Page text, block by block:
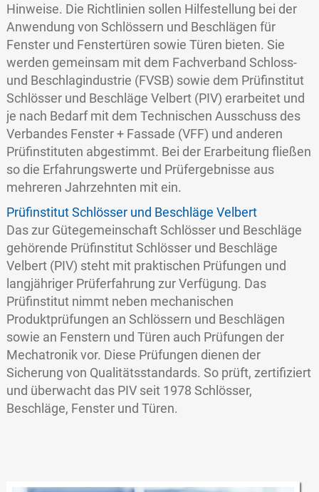
Hinweise. Die Richtlinien sollen Hilfestellung bei der
Anwendung von Schlössern und Beschlägen für
Fenster und Fenstertüren sowie Türen bieten. Sie
werden gemeinsam mit dem Fachverband Schloss-
und Beschlagindustrie (FVSB) sowie dem Prüfinstitut
Schlösser und Beschläge Velbert (PIV) erarbeitet und
je nach Bedarf mit dem Technischen Ausschuss des
Verbandes Fenster + Fassade (VFF) und anderen
Prüfinstituten abgestimmt. Bei der Erarbeitung fließen
so die Erfahrungswerte und Prüfergebnisse aus
mehreren Jahrzehnten mit ein.
Prüfinstitut Schlösser und Beschläge Velbert
Das zur Gütegemeinschaft Schlösser und Beschläge
gehörende Prüfinstitut Schlösser und Beschläge
Velbert (PIV) steht mit praktischen Prüfungen und
langjähriger Prüferfahrung zur Verfügung. Das
Prüfinstitut nimmt neben mechanischen
Produktprüfungen an Schlössern und Beschlägen
sowie an Fenstern und Türen auch Prüfungen der
Mechatronik vor. Diese Prüfungen dienen der
Sicherung von Qualitätsstandards. So prüft, zertifiziert
und überwacht das PIV seit 1978 Schlösser,
Beschläge, Fenster und Türen.